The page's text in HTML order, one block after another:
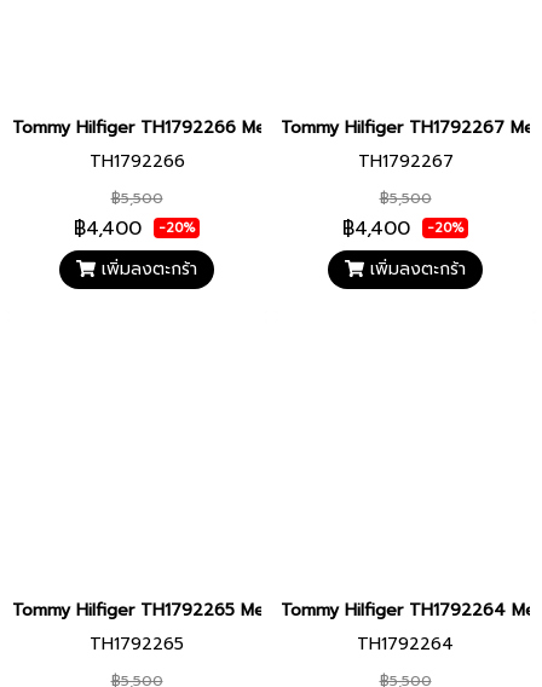
Tommy Hilfiger TH1792266 Men watch นาฬิกาข้อมือ นาฬิกา ผู้ชาย
TH1792266
฿5,500
฿4,400 -20%
เพิ่มลงตะกร้า
Tommy Hilfiger TH1792267
TH1792267
฿5,500
฿4,400 -20%
เพิ่มลงตะกร้า
Tommy Hilfiger TH1792265 Men watch นาฬิกาข้อมือ นาฬิกา ผู้ชาย
TH1792265
฿5,500
Tommy Hilfiger TH1792264
TH1792264
฿5,500